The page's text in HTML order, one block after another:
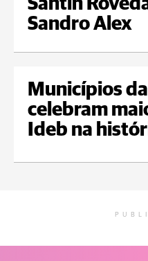
Santin
Sandro Alex
Municípios
celebram
Ideb na